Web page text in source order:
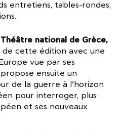
entretiens, tables-rondes,
national de Grèce,
cette édition avec une
vue par ses
ensuite un
de la guerre à l’horizon
pour interroger, plus
et ses nouveaux